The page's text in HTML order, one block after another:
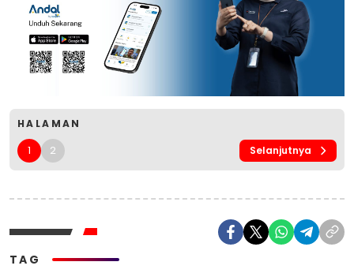
HALAMAN
1 2 Selanjutnya
TAG